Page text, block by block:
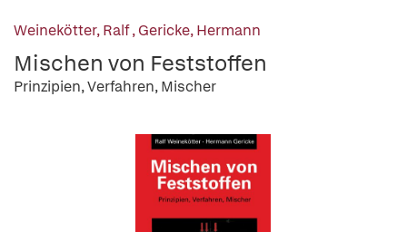
Weinekötter, Ralf,Gericke, Hermann
Mischen von Feststoffen
Prinzipien, Verfahren, Mischer